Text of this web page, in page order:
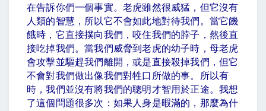
在告訴你們一個事實。老虎雖然很威猛，但它沒有
人類的智慧，所以它不會如此地對待我們。當它饑
餓時，它直接撲向我們，咬住我們的脖子，然後直
接吃掉我們。當我們威脅到老虎的幼子時，母老虎
會攻擊並驅趕我們離開，或是直接殺掉我們，但它
不會對我們做出像我們對牲口所做的事。所以有
時，我們並沒有將我們的聰明才智用於正途。我想
了這個問題很多次：如果人身是暇滿的，那麼為什